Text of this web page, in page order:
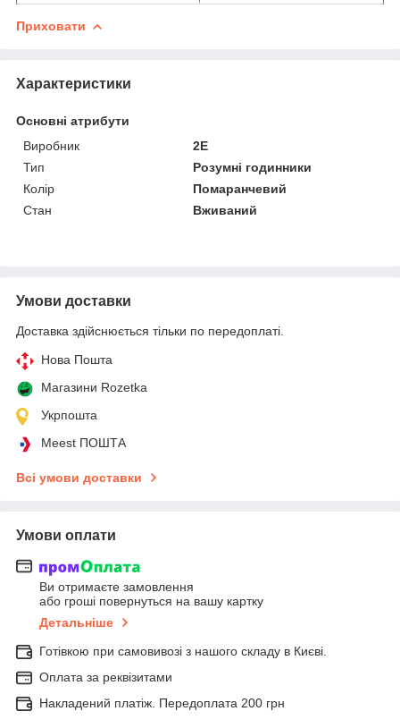
Приховати
Характеристики
Основні атрибути
Виробник
2E
Тип
Розумні годинники
Колір
Помаранчевий
Стан
Вживаний
Умови доставки
Доставка здійснюється тільки по передоплаті.
Нова Пошта
Магазини Rozetka
Укрпошта
Meest ПОШТА
Всі умови доставки
Умови оплати
Ви отримаєте замовлення
або гроші повернуться на вашу картку
Детальніше
Готівкою при самовивозі з нашого складу в Києві.
Оплата за реквізитами
Накладений платіж. Передоплата 200 грн